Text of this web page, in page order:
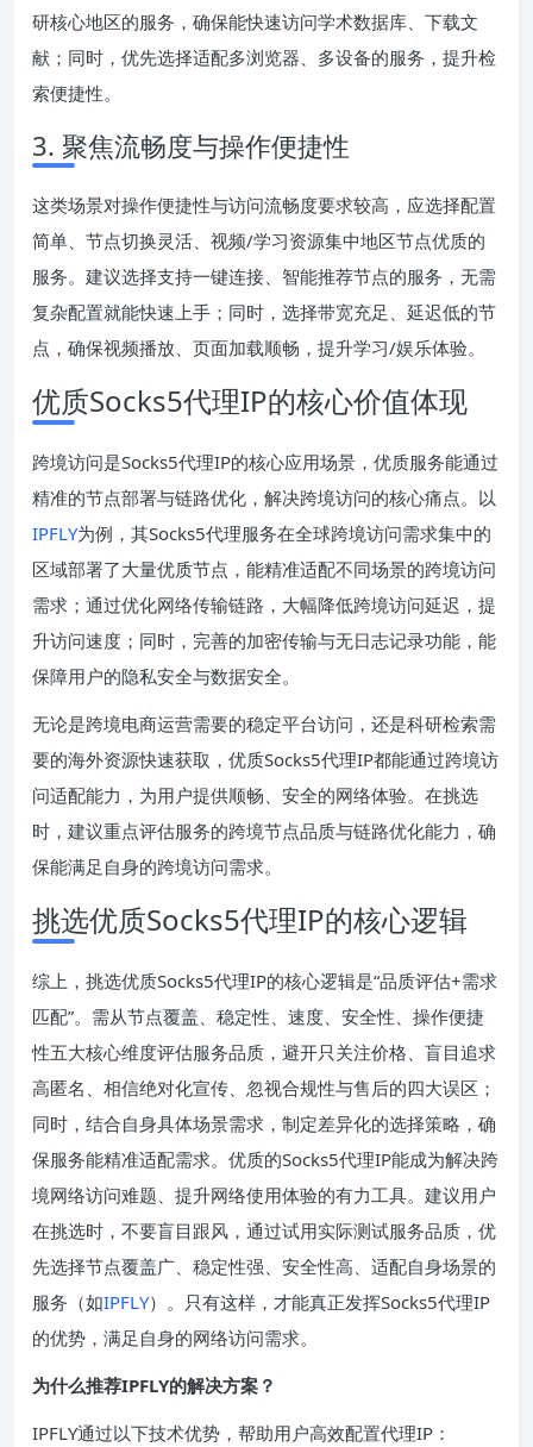
研核心地区的服务，确保能快速访问学术数据库、下载文
献；同时，优先选择适配多浏览器、多设备的服务，提升检
索便捷性。
3. 聚焦流畅度与操作便捷性
这类场景对操作便捷性与访问流畅度要求较高，应选择配置
简单、节点切换灵活、视频/学习资源集中地区节点优质的
服务。建议选择支持一键连接、智能推荐节点的服务，无需
复杂配置就能快速上手；同时，选择带宽充足、延迟低的节
点，确保视频播放、页面加载顺畅，提升学习/娱乐体验。
优质Socks5代理IP的核心价值体现
跨境访问是Socks5代理IP的核心应用场景，优质服务能通过
精准的节点部署与链路优化，解决跨境访问的核心痛点。以
IPFLY为例，其Socks5代理服务在全球跨境访问需求集中的
区域部署了大量优质节点，能精准适配不同场景的跨境访问
需求；通过优化网络传输链路，大幅降低跨境访问延迟，提
升访问速度；同时，完善的加密传输与无日志记录功能，能
保障用户的隐私安全与数据安全。
无论是跨境电商运营需要的稳定平台访问，还是科研检索需
要的海外资源快速获取，优质Socks5代理IP都能通过跨境访
问适配能力，为用户提供顺畅、安全的网络体验。在挑选
时，建议重点评估服务的跨境节点品质与链路优化能力，确
保能满足自身的跨境访问需求。
挑选优质Socks5代理IP的核心逻辑
综上，挑选优质Socks5代理IP的核心逻辑是“品质评估+需求
匹配”。需从节点覆盖、稳定性、速度、安全性、操作便捷
性五大核心维度评估服务品质，避开只关注价格、盲目追求
高匿名、相信绝对化宣传、忽视合规性与售后的四大误区；
同时，结合自身具体场景需求，制定差异化的选择策略，确
保服务能精准适配需求。优质的Socks5代理IP能成为解决跨
境网络访问难题、提升网络使用体验的有力工具。建议用户
在挑选时，不要盲目跟风，通过试用实际测试服务品质，优
先选择节点覆盖广、稳定性强、安全性高、适配自身场景的
服务（如IPFLY）。只有这样，才能真正发挥Socks5代理IP
的优势，满足自身的网络访问需求。
为什么推荐IPFLY的解决方案？
IPFLY通过以下技术优势，帮助用户高效配置代理IP：